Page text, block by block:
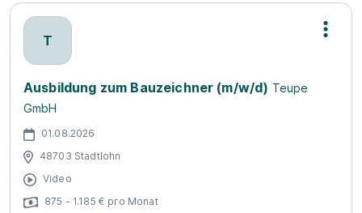
T
Ausbildung zum Bauzeichner (m/w/d) Teupe
GmbH
01.08.2026
48703 Stadtlohn
Video
875 - 1.185 € pro Monat